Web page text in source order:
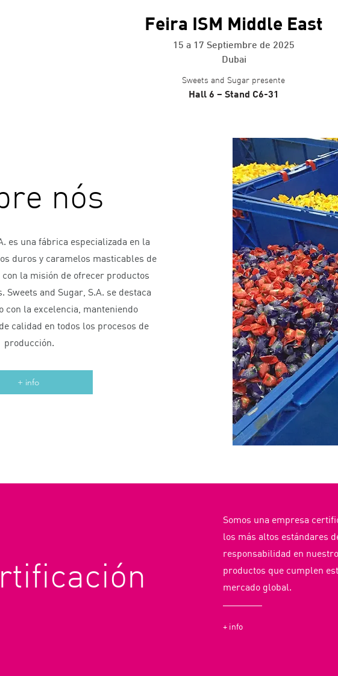
Feira ISM Middle East
15 a 17 Septiembre de 2025
Dubai
Hall 6 – Stand C6-31
Sweets and Sugar presente
nós
es una fábrica especializada en la
duros y caramelos masticables de
la misión de ofrecer productos
Sweets and Sugar, S.A. se destaca
con la excelencia, manteniendo
calidad en todos los procesos de
producción.
+ info
Somos una empresa
los más altos estándares
responsabilidad en
productos que cumplen
mercado global.
+ info